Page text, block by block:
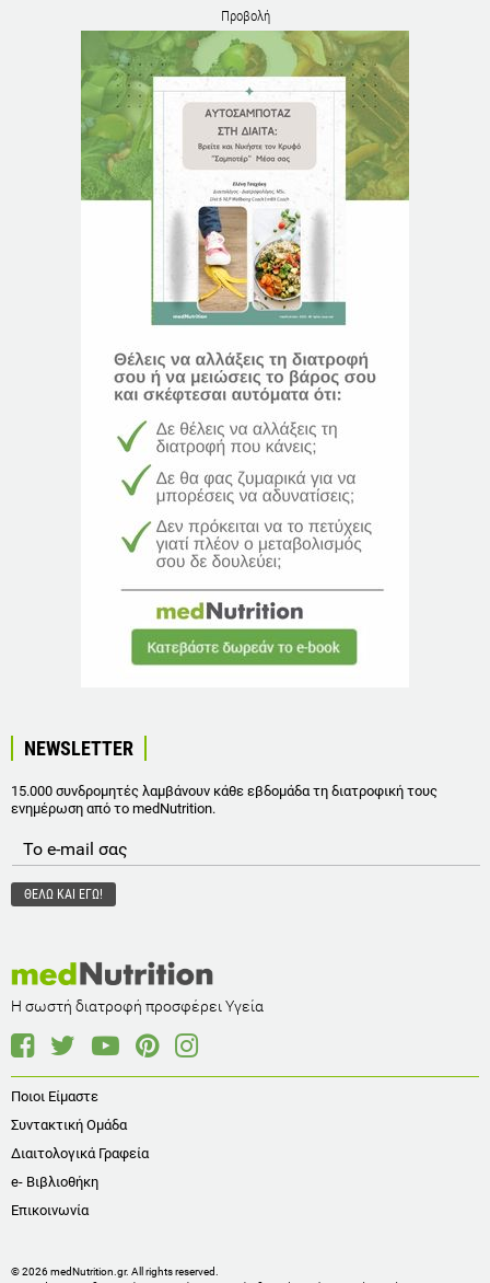
Προβολή
NEWSLETTER
15.000 συνδρομητές λαμβάνουν κάθε εβδομάδα τη διατροφική τους
ενημέρωση από το medNutrition.
Η σωστή διατροφή προσφέρει Υγεία
Ποιοι Είμαστε
Συντακτική Ομάδα
Διαιτολογικά Γραφεία
e- Βιβλιοθήκη
Επικοινωνία
© 2026 medNutrition.gr. All rights reserved.